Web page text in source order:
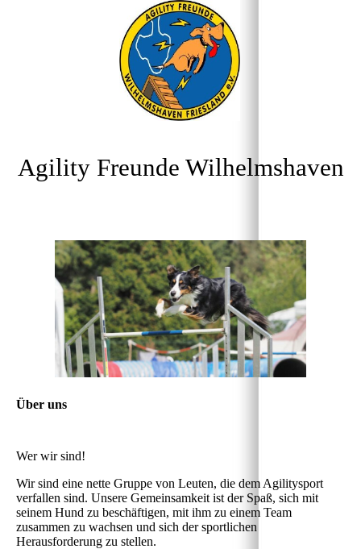
Agility Freunde Wilhelmshaven
Über uns
Wer wir sind!
Wir sind eine nette Gruppe von Leuten, die dem Agilitysport
verfallen sind. Unsere Gemeinsamkeit ist der Spaß, sich mit
seinem Hund zu beschäftigen, mit ihm zu einem Team
zusammen zu wachsen und sich der sportlichen
Herausforderung zu stellen.